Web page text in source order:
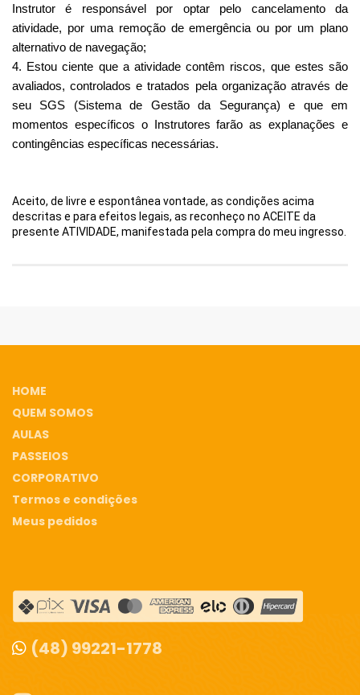
Instrutor é responsável por optar pelo cancelamento da
atividade, por uma remoção de emergência ou por um plano
alternativo de navegação;
4. Estou ciente que a atividade contêm riscos, que estes são
avaliados, controlados e tratados pela organização através de
seu SGS (Sistema de Gestão da Segurança) e que em
momentos específicos o Instrutores farão as explanações e
contingências específicas necessárias.
Aceito, de livre e espontânea vontade, as condições acima
descritas e para efeitos legais, as reconheço no ACEITE da
presente ATIVIDADE, manifestada pela compra do meu ingresso.
HOME
QUEM SOMOS
AULAS
PASSEIOS
CORPORATIVO
Termos e condições
Meus pedidos
(48) 99221-1778